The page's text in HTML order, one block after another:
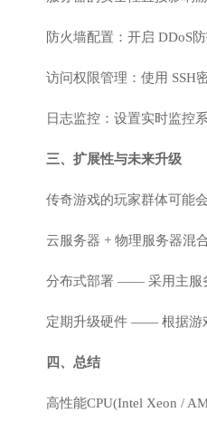
防火墙配置：开启 DDoS
访问权限管理：使用 SSH
日志监控：设置实时监控
三、扩展性与未来升级
传奇游戏的玩家群体可能
云服务器 + 物理服务器混
分布式部署 —— 采用主服
定期升级硬件 —— 根据游
四、总结
高性能CPU(Intel Xeon /